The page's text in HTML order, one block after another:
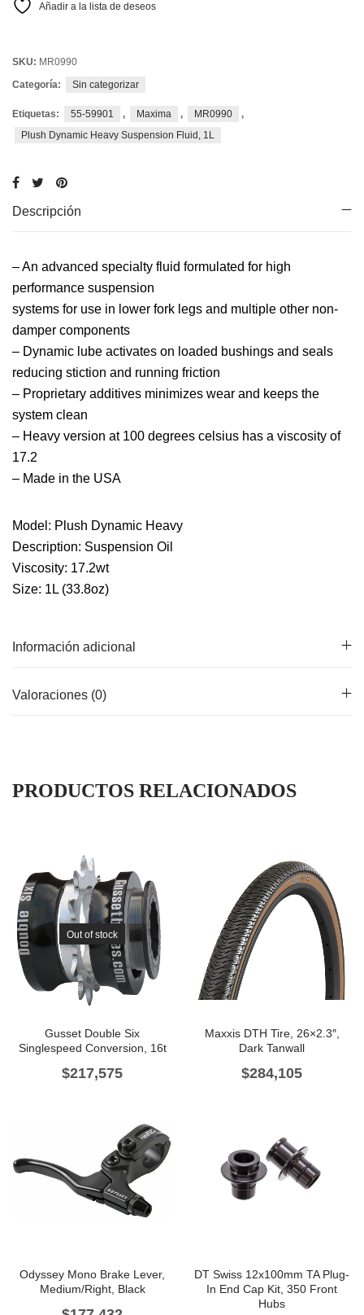
Añadir a la lista de deseos
SKU: MR0990
Categoría:
Sin categorizar
Etiquetas: 55-59901 , Maxima , MR0990
,
Plush Dynamic Heavy Suspension Fluid, 1L
Descripción
– An advanced specialty fluid formulated for high
performance suspension
systems for use in lower fork legs and multiple other non-
damper components
– Dynamic lube activates on loaded bushings and seals
reducing stiction and running friction
– Proprietary additives minimizes wear and keeps the
system clean
– Heavy version at 100 degrees celsius has a viscosity of
17.2
– Made in the USA
Model: Plush Dynamic Heavy
Description: Suspension Oil
Viscosity: 17.2wt
Size: 1L (33.8oz)
Información adicional
Valoraciones (0)
PRODUCTOS RELACIONADOS
Out of stock
Gusset Double Six
Singlespeed Conversion, 16t
$217,575
Maxxis DTH Tire, 26×2.3″,
Dark Tanwall
$284,105
Odyssey Mono Brake Lever,
Medium/Right, Black
DT Swiss 12x100mm TA Plug-
In End Cap Kit, 350 Front
Hubs